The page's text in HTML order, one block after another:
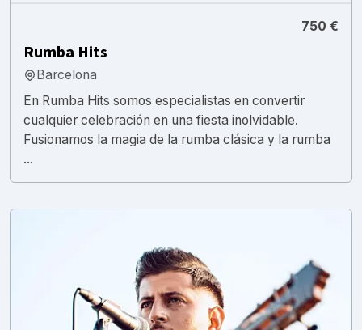
750 €
Rumba Hits
Barcelona
En Rumba Hits somos especialistas en convertir
cualquier celebración en una fiesta inolvidable.
Fusionamos la magia de la rumba clásica y la rumba
...